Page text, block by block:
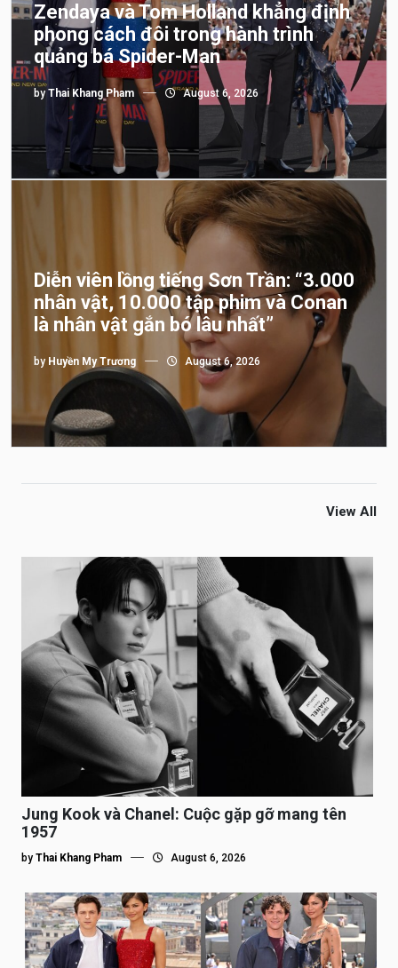
Zendaya và Tom Holland khẳng định
phong cách đôi trong hành trình
quảng bá Spider-Man
by Thai Khang Pham August 6, 2026
Diễn viên lồng tiếng Sơn Trần: “3.000
nhân vật, 10.000 tập phim và Conan
là nhân vật gắn bó lâu nhất”
by Huyền My Trương August 6, 2026
View All
Jung Kook và Chanel: Cuộc gặp gỡ mang tên
1957
by Thai Khang Pham August 6, 2026